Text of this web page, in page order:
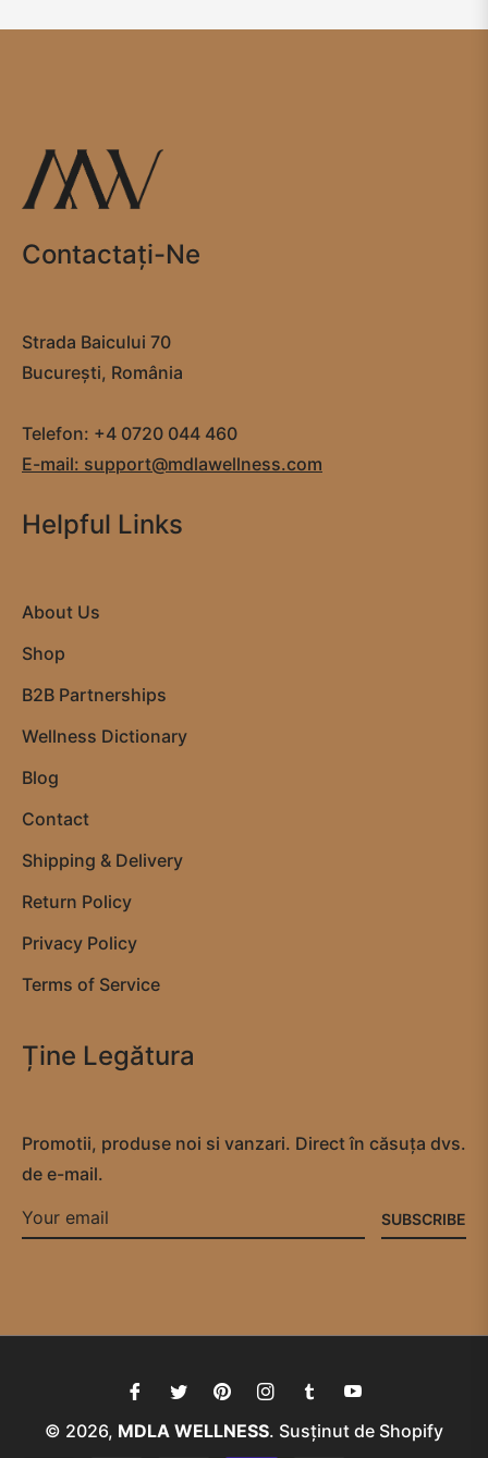
Contactaţi-Ne
Strada Baicului 70
București, România
Telefon: +4 0720 044 460
E-mail: support@mdlawellness.com
Helpful Links
About Us
Shop
B2B Partnerships
Wellness Dictionary
Blog
Contact
Shipping & Delivery
Return Policy
Privacy Policy
Terms of Service
Ține Legătura
Promotii, produse noi si vanzari. Direct în căsuța dvs.
de e-mail.
SUBSCRIBE
Tw Pin Ins Tum You
© 2026, MDLA WELLNESS. Susținut de Shopify